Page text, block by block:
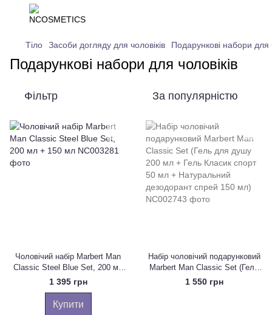
Тіло Засоби догляду для чоловіків Подарункові набори для
Подарункові набори для чоловіків
Фільтр За популярністю
Чоловічий набір Marbert Man
Classic Steel Blue Set, 200 мл
+ 150 мл
1 395 грн
Купити
Набір чоловічий подарунковий
Marbert Man Classic Set (Гель
для душу 200 мл + Гель
Класик спорт 50 мл +
1 550 грн